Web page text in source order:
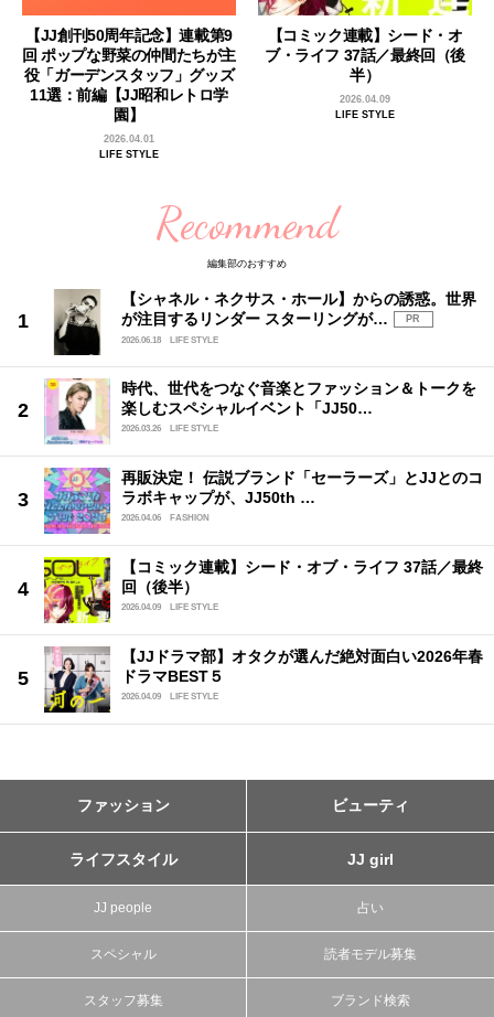
【JJ創刊50周年記念】連載第9
回 ポップな野菜の仲間たちが主
役「ガーデンスタッフ」グッズ
11選：前編【JJ昭和レトロ学
園】
2026.04.01
LIFE STYLE
【コミック連載】シード・オ
ブ・ライフ 37話／最終回（後
半）
2026.04.09
LIFE STYLE
Recommend
編集部のおすすめ
【シャネル・ネクサス・ホール】からの誘惑。世界
が注目するリンダー スターリングが…
PR
2026.06.18
LIFE STYLE
時代、世代をつなぐ音楽とファッション＆トークを
楽しむスペシャルイベント「JJ50…
2026.03.26 LIFE STYLE
再販決定！ 伝説ブランド「セーラーズ」とJJとのコ
ラボキャップが、JJ50th …
2026.04.06 FASHION
【コミック連載】シード・オブ・ライフ 37話／最終
回（後半）
2026.04.09 LIFE STYLE
【JJドラマ部】オタクが選んだ絶対面白い2026年春
ドラマBEST５
2026.04.09 LIFE STYLE
ファッション ビューティ
ライフスタイル JJ girl
JJ people 占い
スペシャル 読者モデル募集
スタッフ募集 ブランド検索